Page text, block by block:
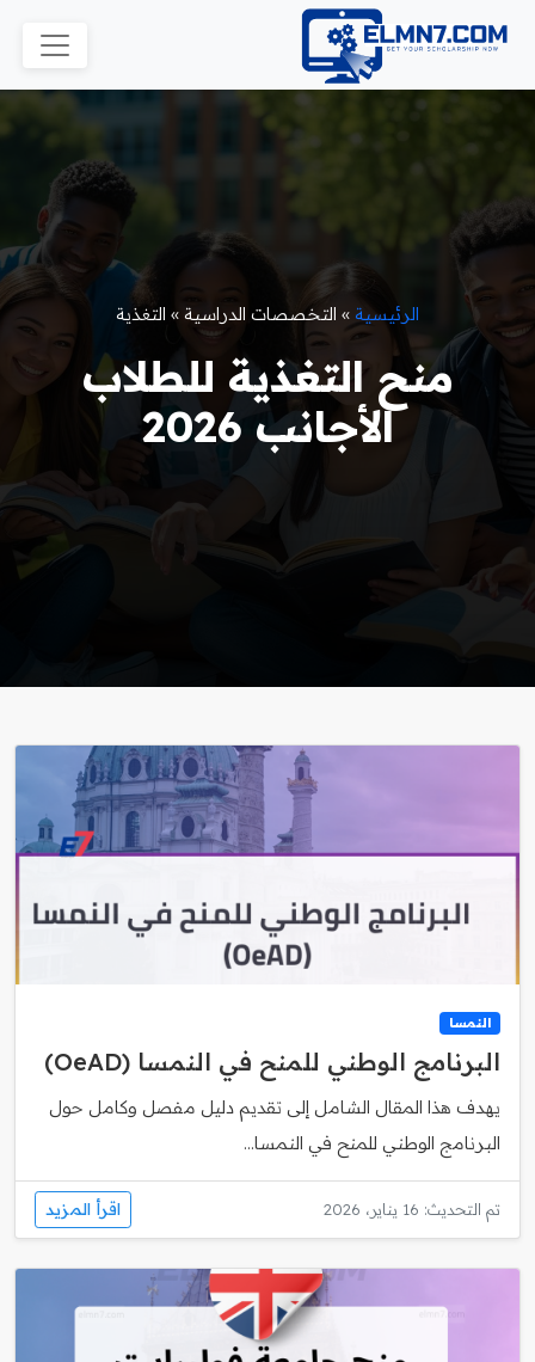
الرئيسية » التخصصات الدراسية » التغذية
منح التغذية للطلاب
الأجانب 2026
النمسا
البرنامج الوطني للمنح في النمسا (OeAD)
يهدف هذا المقال الشامل إلى تقديم دليل مفصل وكامل حول
البرنامج الوطني للمنح في النمسا...
تم التحديث: 16 يناير، 2026 اقرأ المزيد